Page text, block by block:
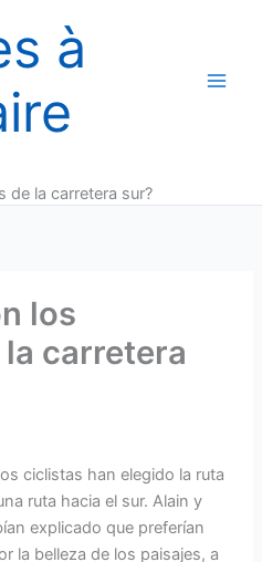
à
de la carretera sur?
los
carretera
ciclistas han elegido la ruta
ruta hacia el sur. Alain y
explicado que preferían
la belleza de los paisajes, a